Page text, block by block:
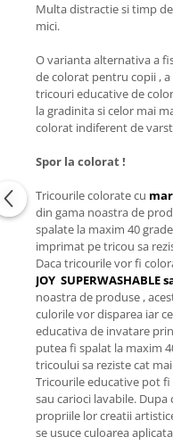
Multa distractie si timp
mici.
O varianta alternativa a
de colorat pentru copii ,
tricouri educative de
la gradinita si celor mai
colorat indiferent de
Spor la colorat !
Tricourile colorate cu
din gama noastra de
spalate la maxim 40
imprimat pe tricou sa
Daca tricourile vor fi
JOY SUPERWASHABLE
noastra de produse ,
culorile vor disparea iar
educativa de invatare
putea fi spalat la maxim
tricoului sa reziste cat
Tricourile educative pot
sau carioci lavabile.
propriile lor creatii
se usuce culoarea